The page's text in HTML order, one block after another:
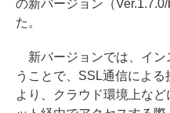
の新バージョン（
た。
新バージョンでは、イン
うことで、SSL通信によ
より、クラウド環境上な